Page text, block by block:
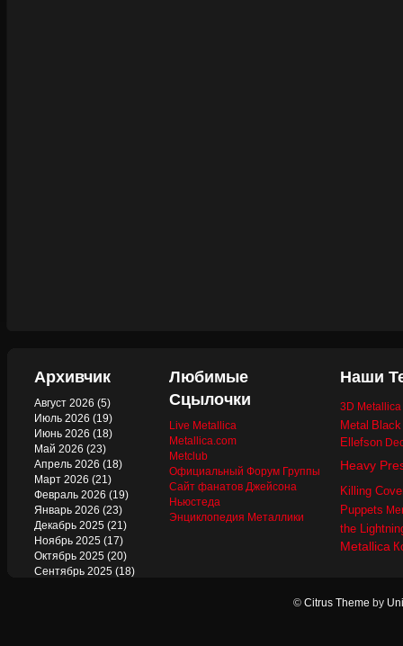
Архивчик
Август 2026 (5)
Июль 2026 (19)
Июнь 2026 (18)
Май 2026 (23)
Апрель 2026 (18)
Март 2026 (21)
Февраль 2026 (19)
Январь 2026 (23)
Декабрь 2025 (21)
Ноябрь 2025 (17)
Октябрь 2025 (20)
Сентябрь 2025 (18)
Любимые
Сцылочки
Live Metallica
Metallica.com
Metclub
Официальный Форум Группы
Сайт фанатов Джейсона
Ньюстеда
Энциклопедия Металлики
Наши
3D
Metal
Ellefson
Heavy
Killing
Puppets
the
Metallica
© Citrus Theme by